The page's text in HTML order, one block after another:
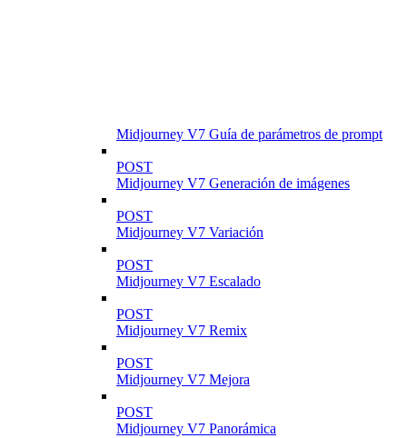
Midjourney V7 Guía de parámetros de prompt
POST
Midjourney V7 Generación de imágenes
POST
Midjourney V7 Variación
POST
Midjourney V7 Escalado
POST
Midjourney V7 Remix
POST
Midjourney V7 Mejora
POST
Midjourney V7 Panorámica